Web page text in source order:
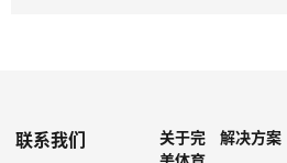
联系我们
关于完
解决方案